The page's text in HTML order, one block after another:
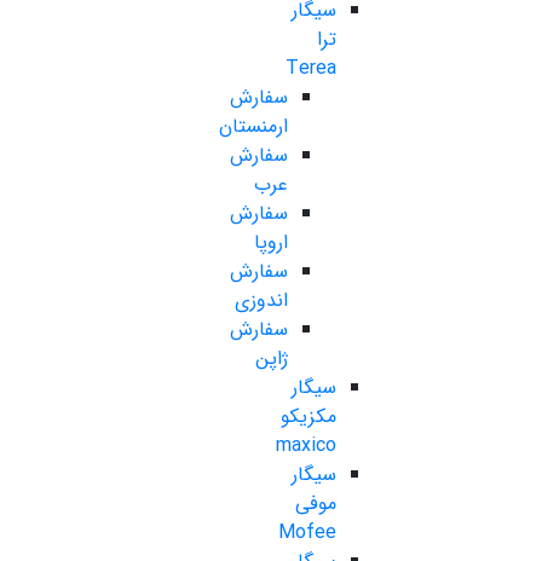
سیگار
ترا
Terea
سفارش
ارمنستان
سفارش
عرب
سفارش
اروپا
سفارش
اندوزی
سفارش
ژاپن
سیگار
مکزیکو
maxico
سیگار
موفی
Mofee